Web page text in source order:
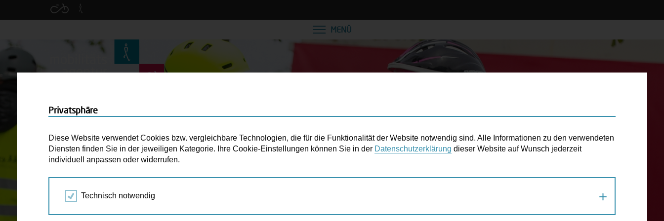
MENÜ
Privatsphäre
Diese Website verwendet Cookies bzw. vergleichbare Technologien, die für die Funktionalität der Website notwendig sind. Alle Informationen zu den verwendeten
Diensten finden Sie in der jeweiligen Kategorie. Ihre Cookie-Einstellungen können Sie in der Datenschutzerklärung dieser Website auf Wunsch jederzeit
individuell anpassen oder widerrufen.
Technisch notwendig